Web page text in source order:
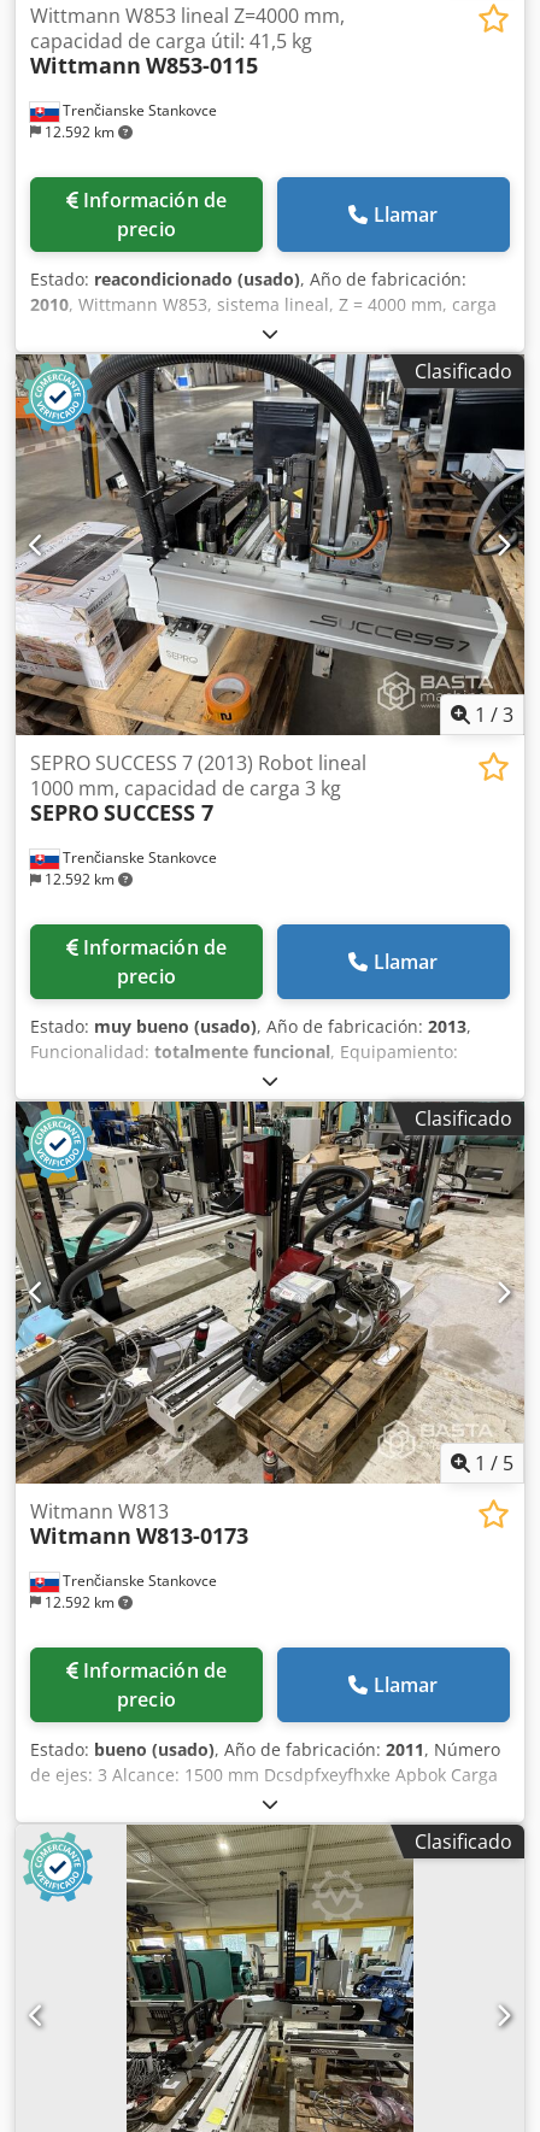
Trenčianske Stankovce
12.592 km
Wittmann W853 lineal Z=4000 mm,
capacidad de carga útil: 41,5 kg
Wittmann W853-0115
Información de
precio
Llamar
Estado: reacondicionado (usado), Año de fabricación:
2010, Wittmann W853, sistema lineal, Z = 4000 mm, carga
útil: 41,5 kg Dedpfewnfmfjx Apbsck Número de ejes: 3 X:
1500 mm Y: 2600 mm Z: 4000 mm + Eje C neumático
Alcance: 4000 mm Carga útil: 41 kg El robot cuenta con una
NUEVA CPU y baterías nuevas, y ha sido sometido a
pruebas exhaustivas por un técnico de Wittmann en
nuestra sala de exposición.
Clasificado
1 /3
Trenčianske Stankovce
12.592 km
SEPRO SUCCESS 7 (2013) Robot lineal
1000 mm, capacidad de carga 3 kg
SEPROSUCCESS 7
Información de
precio
Llamar
Estado: muy bueno (usado), Año de fabricación: 2013,
Funcionalidad: totalmente funcional, Equipamiento:
, Número de ejes: 3 Dcsdpfx Aex
Edm Nopbek Alcance: 1000 mm Carga útil: 3 kg
Clasificado
1 / 5
Trenčianske Stankovce
12.592 km
Witmann W813
Witmann W813-0173
Información de
precio
Llamar
Estado: bueno (usado), Año de fabricación: 2011, Número
de ejes: 3 Alcance: 1500 mm Dcsdpfxeyfhxke Apbok Carga
útil: 5 kg X = 390 mm Y = 1000 mm Z = 1500 mm
Clasificado